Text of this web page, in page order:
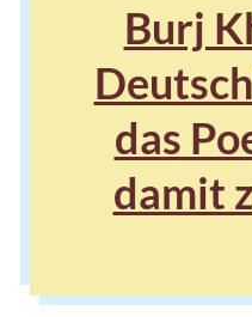
Burj
das
damit